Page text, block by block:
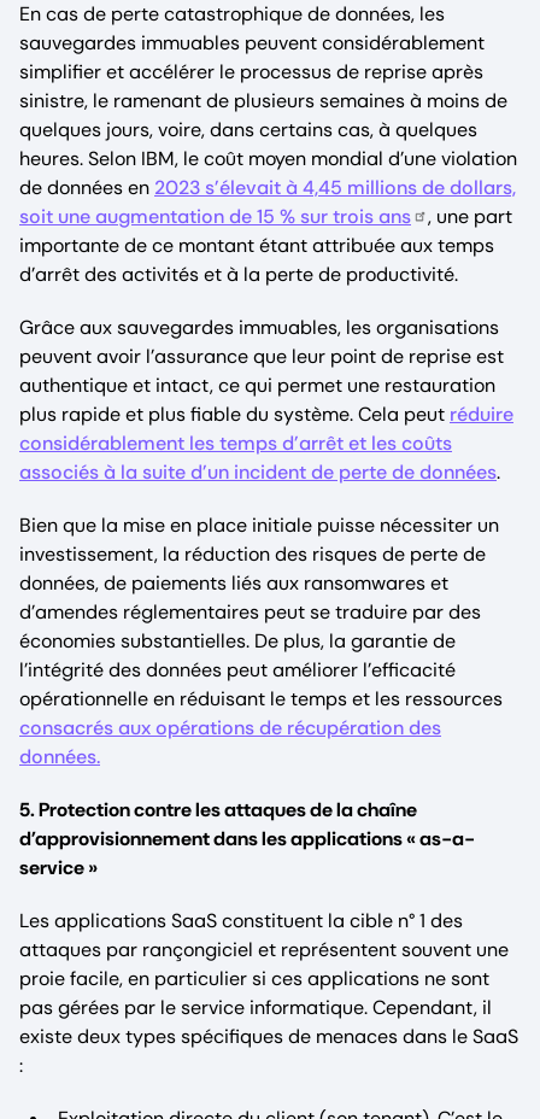
En cas de perte catastrophique de données, les
sauvegardes immuables peuvent considérablement
simplifier et accélérer le processus de reprise après
sinistre, le ramenant de plusieurs semaines à moins de
quelques jours, voire, dans certains cas, à quelques
heures. Selon IBM, le coût moyen mondial d’une violation
de données en 2023 s’élevait à 4,45 millions de dollars,
soit une augmentation de 15 % sur trois ans
, une part
importante de ce montant étant attribuée aux temps
d’arrêt des activités et à la perte de productivité.
Grâce aux sauvegardes immuables, les organisations
peuvent avoir l’assurance que leur point de reprise est
authentique et intact, ce qui permet une restauration
plus rapide et plus fiable du système. Cela peut réduire
considérablement les temps d’arrêt et les coûts
associés à la suite d’un incident de perte de données.
Bien que la mise en place initiale puisse nécessiter un
investissement, la réduction des risques de perte de
données, de paiements liés aux ransomwares et
d’amendes réglementaires peut se traduire par des
économies substantielles. De plus, la garantie de
l’intégrité des données peut améliorer l’efficacité
opérationnelle en réduisant le temps et les ressources
consacrés aux opérations de récupération des
données.
5. Protection contre les attaques de la chaîne
d’approvisionnement dans les applications « as-a-
service »
Les applications SaaS constituent la cible n° 1 des
attaques par rançongiciel et représentent souvent une
proie facile, en particulier si ces applications ne sont
pas gérées par le service informatique. Cependant, il
existe deux types spécifiques de menaces dans le SaaS
: